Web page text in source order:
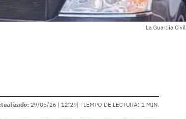
La Guardia
29/05/26 | 12:29| TIEMPO DE LECTURA: 1 MIN.